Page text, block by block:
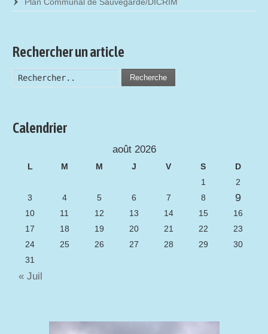
Plan Communal de Sauvegarde/DICRIM
Rechercher un article
Recherche
Calendrier
août 2026
L M M J V S
D
1
2
3
4 5 6 7 8 9
10 11 12 13 14 15
16
17
18 19 20 21 22
23
24
25 26 27 28 29
30
31
« Juil